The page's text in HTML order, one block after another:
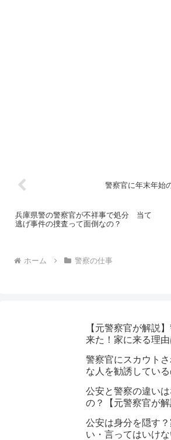
警察官に年末年始
兵庫県警の警察官が不祥事で処分 当て
逃げ事件の捜査って面倒なの？
ホーム 警察の仕事
【元警察官が解説
来た！家に来る理由
警察官にスカウト
な人を勧誘してい
公安と警察の違い
の？【元警察官が解
公安は身分を隠す
い・言ってはいけ